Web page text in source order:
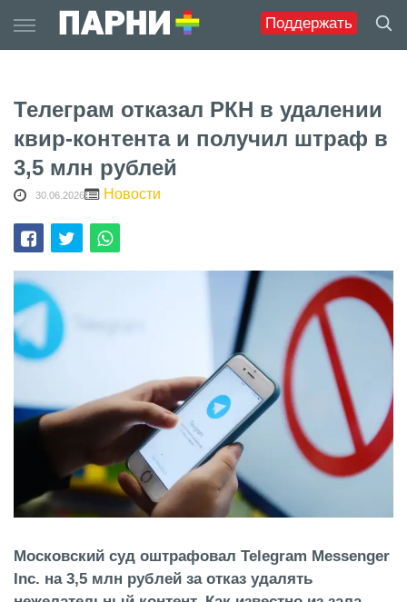
Поддержать
to
content
Телеграм отказал РКН в удалении
квир-контента и получил штраф в
3,5 млн рублей
30.06.2026 Новости
Московский суд оштрафовал Telegram Messenger
Inc. на 3,5 млн рублей за отказ удалять